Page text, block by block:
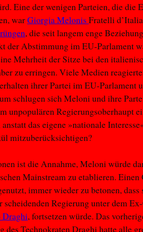
Eine der wenigen Parteien, die die
warGiorgia Melonis Fratelli
, die seit langem enge
der Abstimmung im EU-Parlament
Mehrheit der Sitze bei den
zu erringen. Viele Medien
ihrer Partei im EU-Parlament
schlugen sich Meloni und ihre
unpopulären Regierungsoberhaupt
das eigene »nationale
mitzuberücksichtigen?
ist die Annahme, Meloni würde
Mainstream zu etablieren.
immer wieder zu betonen, dass
Regierung unter dem
, fortsetzen würde. Das
Technokraten Draghi hatte alle